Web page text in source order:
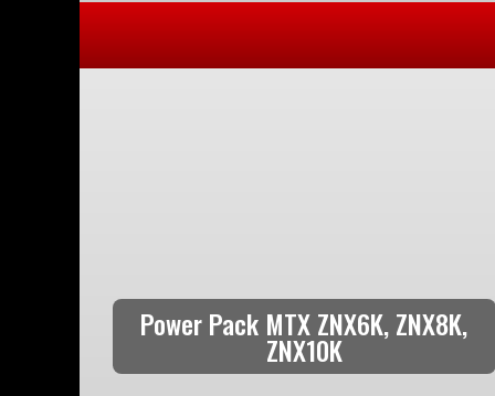
Power Pack MTX ZNX6K, ZNX8K,
ZNX10K